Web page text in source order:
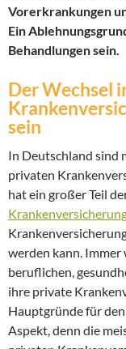
Vorerkrankungen
Ein
Behandlungen sein.
Der Wechsel
sein
In Deutschland sind
privaten
hat ein großer Teil
werden kann. Immer
beruflichen,
ihre private
Hauptgründe für
Aspekt, denn die